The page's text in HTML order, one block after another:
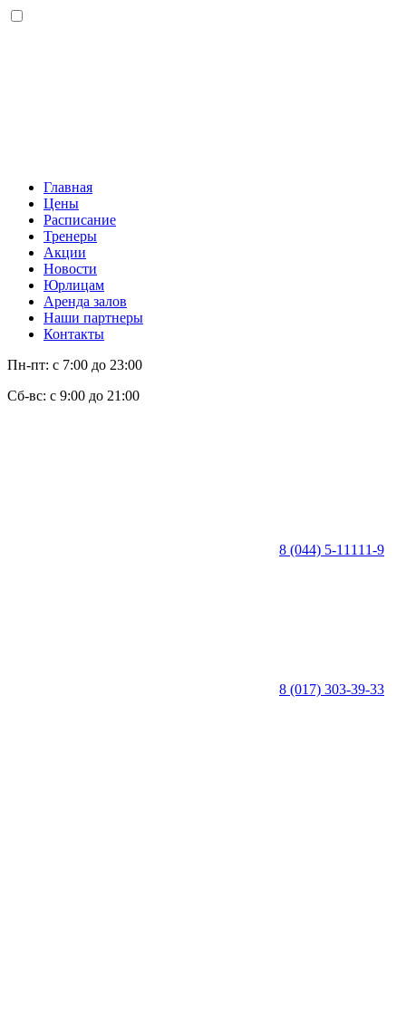
Главная
Цены
Расписание
Тренеры
Акции
Новости
Юрлицам
Аренда залов
Наши партнеры
Контакты
Пн-пт: с 7:00 до 23:00
Сб-вс: с 9:00 до 21:00
8 (044) 5-11111-9
8 (017) 303-39-33